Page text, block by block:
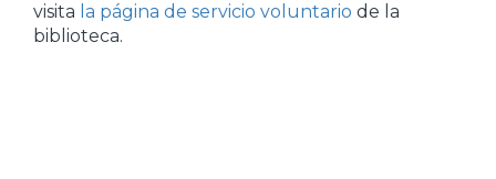
visita la página de servicio voluntario de la
biblioteca.